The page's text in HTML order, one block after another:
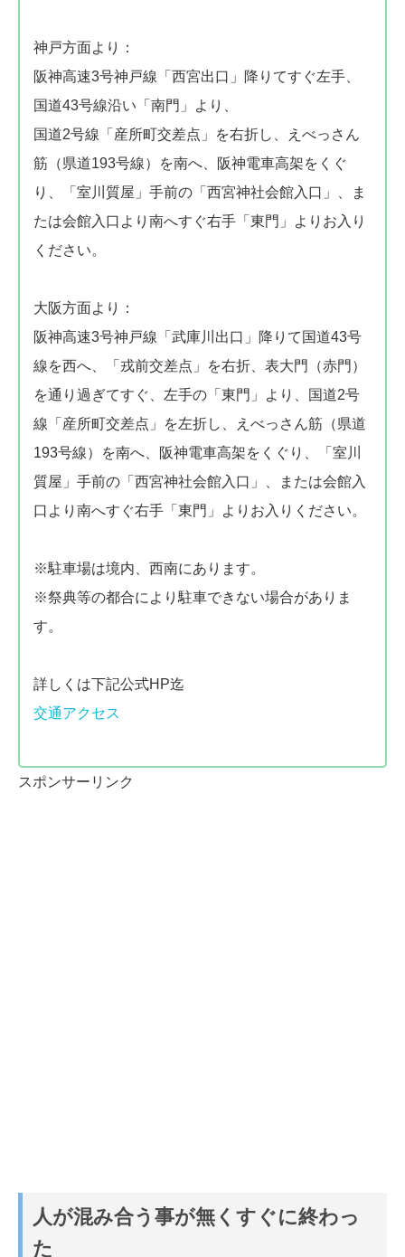
神戸方面より：
阪神高速3号神戸線「西宮出口」降りてすぐ左手、
国道43号線沿い「南門」より、
国道2号線「産所町交差点」を右折し、えべっさん
筋（県道193号線）を南へ、阪神電車高架をくぐ
り、「室川質屋」手前の「西宮神社会館入口」、ま
たは会館入口より南へすぐ右手「東門」よりお入り
ください。
大阪方面より：
阪神高速3号神戸線「武庫川出口」降りて国道43号
線を西へ、「戎前交差点」を右折、表大門（赤門）
を通り過ぎてすぐ、左手の「東門」より、国道2号
線「産所町交差点」を左折し、えべっさん筋（県道
193号線）を南へ、阪神電車高架をくぐり、「室川
質屋」手前の「西宮神社会館入口」、または会館入
口より南へすぐ右手「東門」よりお入りください。
※駐車場は境内、西南にあります。
※祭典等の都合により駐車できない場合がありま
す。
詳しくは下記公式HP迄
交通アクセス
スポンサーリンク
人が混み合う事が無くすぐに終わっ
た